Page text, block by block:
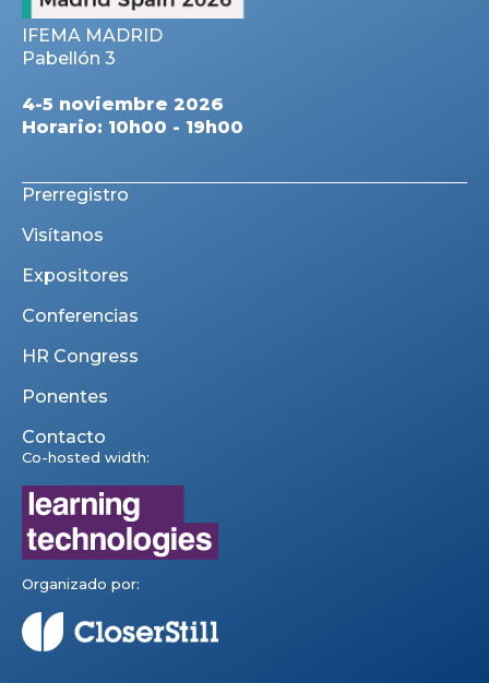
IFEMA MADRID
Pabellón 3
4-5 noviembre 2026
Horario: 10h00 - 19h00
Prerregistro
Visítanos
Expositores
Conferencias
HR Congress
Ponentes
Contacto
Co-hosted width:
Organizado por: